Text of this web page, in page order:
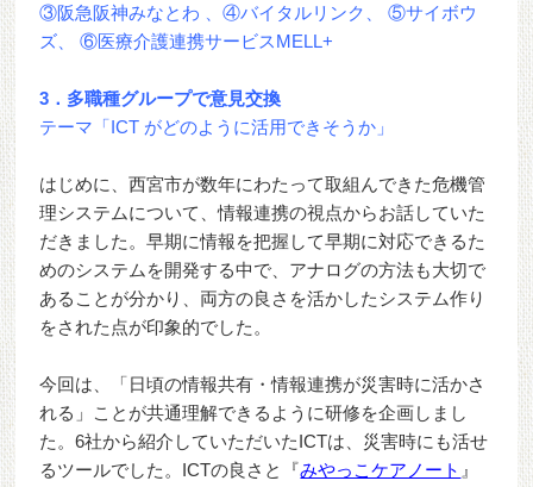
③阪急阪神みなとわ 、④バイタルリンク、 ⑤サイボウ
ズ、 ⑥医療介護連携サービスMELL+
3．多職種グループで意見交換
テーマ「ICT がどのように活用できそうか」
はじめに、西宮市が数年にわたって取組んできた危機管
理システムについて、情報連携の視点からお話していた
だきました。早期に情報を把握して早期に対応できるた
めのシステムを開発する中で、アナログの方法も大切で
あることが分かり、両方の良さを活かしたシステム作り
をされた点が印象的でした。
今回は、「日頃の情報共有・情報連携が災害時に活かさ
れる」ことが共通理解できるように研修を企画しまし
た。6社から紹介していただいたICTは、災害時にも活せ
るツールでした。ICTの良さと『みやっこケアノート 』